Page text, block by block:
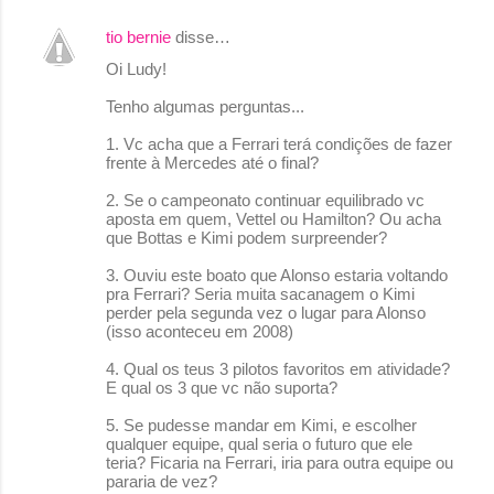
C
tio bernie disse…
Oi Ludy!
Tenho algumas perguntas...
1. Vc acha que a Ferrari terá condições de fazer
frente à Mercedes até o final?
2. Se o campeonato continuar equilibrado vc
aposta em quem, Vettel ou Hamilton? Ou acha
que Bottas e Kimi podem surpreender?
3. Ouviu este boato que Alonso estaria voltando
pra Ferrari? Seria muita sacanagem o Kimi
perder pela segunda vez o lugar para Alonso
(isso aconteceu em 2008)
4. Qual os teus 3 pilotos favoritos em atividade?
E qual os 3 que vc não suporta?
5. Se pudesse mandar em Kimi, e escolher
qualquer equipe, qual seria o futuro que ele
teria? Ficaria na Ferrari, iria para outra equipe ou
pararia de vez?